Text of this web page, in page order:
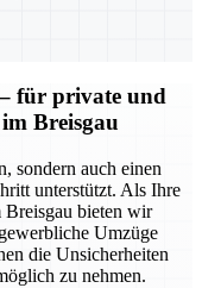
für private und
Breisgau
sondern auch einen
unterstützt. Als Ihre
bieten wir
Umzüge
die Unsicherheiten
zu nehmen.